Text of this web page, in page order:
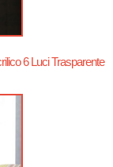
6 Luci Trasparente